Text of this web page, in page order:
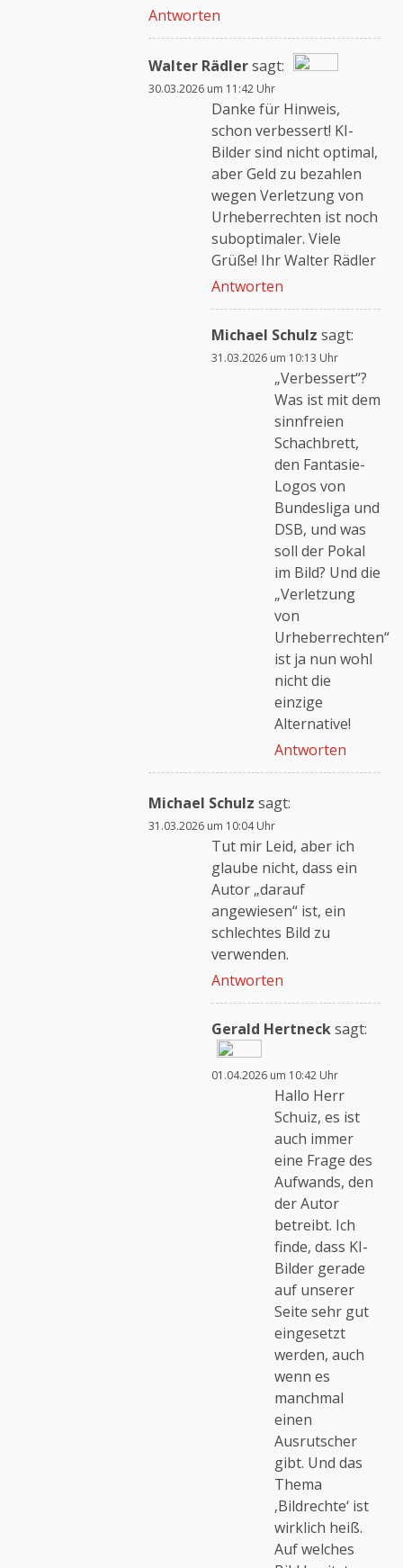
Antworten
Walter Rädlersagt:
Das „Echte-Person“-
Abzeichen!
Anti-Spam von CleanTalk
30.03.2026 um 11:42 Uhr
Danke für Hinweis,
schon verbessert! KI-
Bilder sind nicht optimal,
aber Geld zu bezahlen
wegen Verletzung von
Urheberrechten ist noch
suboptimaler. Viele
Grüße! Ihr Walter Rädler
Antworten
Michael Schulz sagt:
31.03.2026 um 10:13 Uhr
„Verbessert“?
Was ist mit dem
sinnfreien
Schachbrett,
den Fantasie-
Logos von
Bundesliga und
DSB, und was
soll der Pokal
im Bild? Und die
„Verletzung
von
Urheberrechten“
ist ja nun wohl
nicht die
einzige
Alternative!
Antworten
Michael Schulz sagt:
31.03.2026 um 10:04 Uhr
Tut mir Leid, aber ich
glaube nicht, dass ein
Autor „darauf
angewiesen“ ist, ein
schlechtes Bild zu
verwenden.
Antworten
Gerald Hertnecksagt:
Das „Echte-Person“-
Abzeichen!
Anti-Spam von CleanTalk
01.04.2026 um 10:42 Uhr
Hallo Herr
Schuiz, es ist
auch immer
eine Frage des
Aufwands, den
der Autor
betreibt. Ich
finde, dass KI-
Bilder gerade
auf unserer
Seite sehr gut
eingesetzt
werden, auch
wenn es
manchmal
einen
Ausrutscher
gibt. Und das
Thema
‚Bildrechte‘ ist
wirklich heiß.
Auf welches